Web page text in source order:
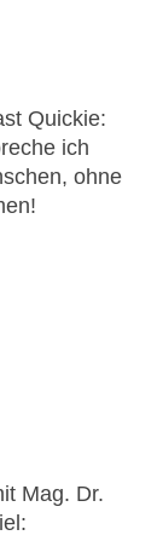
Quickie:
ich
ohne
Mag. Dr.